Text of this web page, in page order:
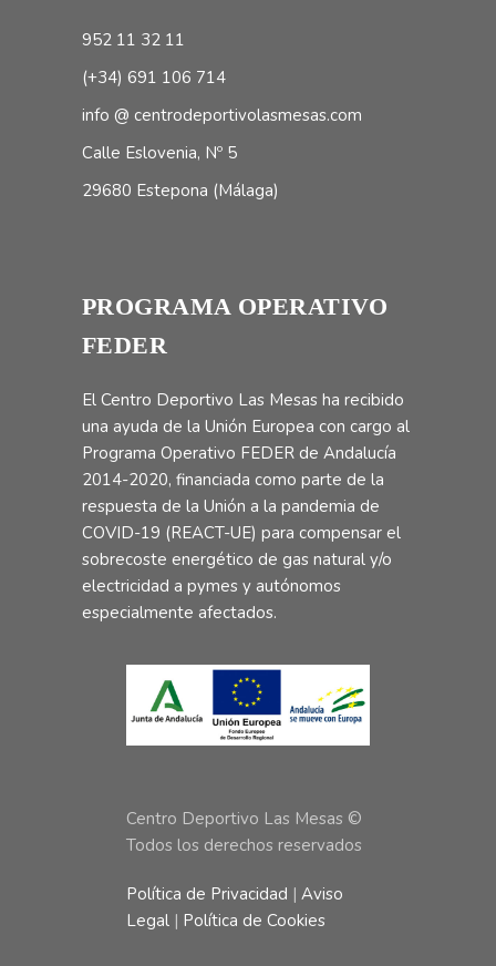
952 11 32 11
(+34) 691 106 714
info @ centrodeportivolasmesas.com
Calle Eslovenia, Nº 5
29680 Estepona (Málaga)
PROGRAMA OPERATIVO
FEDER
El Centro Deportivo Las Mesas ha recibido
una ayuda de la Unión Europea con cargo al
Programa Operativo FEDER de Andalucía
2014-2020, financiada como parte de la
respuesta de la Unión a la pandemia de
COVID-19 (REACT-UE) para compensar el
sobrecoste energético de gas natural y/o
electricidad a pymes y autónomos
especialmente afectados.
Centro Deportivo Las Mesas ©
Todos los derechos reservados
Política de Privacidad |Aviso
Legal | Política de Cookies